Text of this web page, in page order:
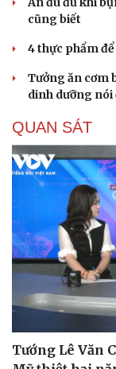
cũng biết
4 thực phẩm
Tưởng ăn cơm
dinh dưỡng nói
QUAN SÁT
Tướng Lê Văn